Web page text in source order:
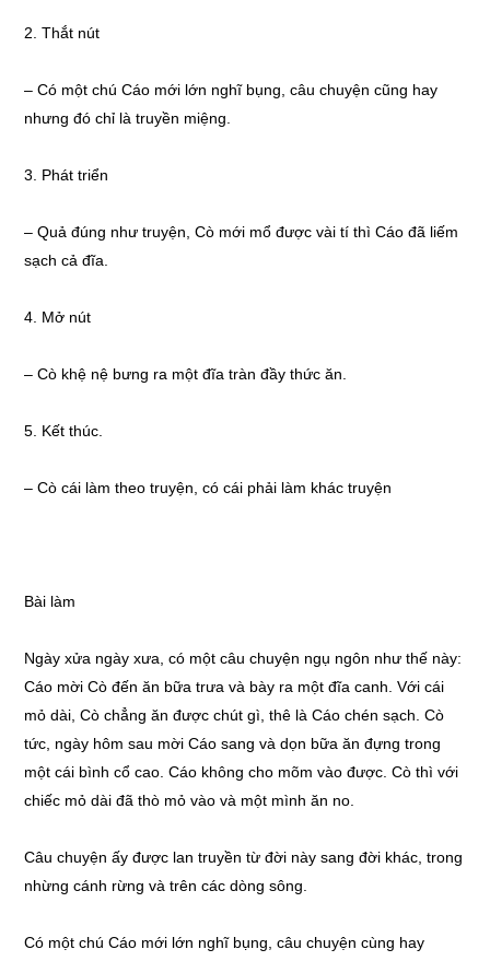
2. Thắt nút
– Có một chú Cáo mới lớn nghĩ bụng, câu chuyện cũng hay
nhưng đó chỉ là truyền miệng.
3. Phát triển
– Quả đúng như truyện, Cò mới mổ được vài tí thì Cáo đã liếm
sạch cả đĩa.
4. Mở nút
– Cò khệ nệ bưng ra một đĩa tràn đầy thức ăn.
5. Kết thúc.
– Cò cái làm theo truyện, có cái phải làm khác truyện
Bài làm
Ngày xửa ngày xưa, có một câu chuyện ngụ ngôn như thế này:
Cáo mời Cò đến ăn bữa trưa và bày ra một đĩa canh. Với cái
mỏ dài, Cò chẳng ăn được chút gì, thê là Cáo chén sạch. Cò
tức, ngày hôm sau mời Cáo sang và dọn bữa ăn đựng trong
một cái bình cổ cao. Cáo không cho mõm vào được. Cò thì với
chiếc mỏ dài đã thò mỏ vào và một mình ăn no.
Câu chuyện ấy được lan truyền từ đời này sang đời khác, trong
nhừng cánh rừng và trên các dòng sông.
Có một chú Cáo mới lớn nghĩ bụng, câu chuyện cùng hay